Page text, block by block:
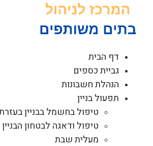
דף הבית
גביית כספים
הנהלת חשבונות
תפעול בניין
טיפול בחשמל בבניין
טיפול ודאגה לבטחון הבניין
מעלית שבת